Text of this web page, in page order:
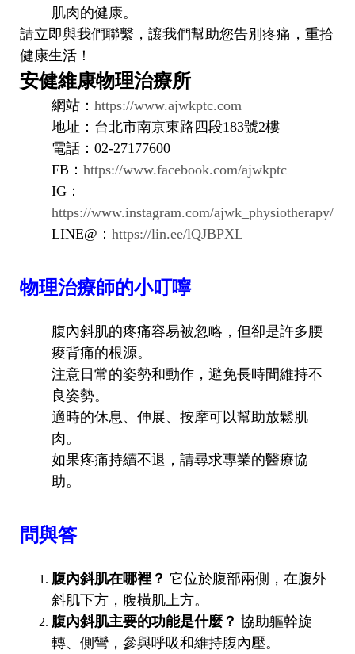
肌肉的健康。
請立即與我們聯繫，讓我們幫助您告別疼痛，重拾
健康生活！
安健維康物理治療所
網站：https://www.ajwkptc.com
地址：台北市南京東路四段183號2樓
電話：02-27177600
FB：https://www.facebook.com/ajwkptc
IG：
https://www.instagram.com/ajwk_physiotherapy/
LINE@：https://lin.ee/lQJBPXL
物理治療師的小叮嚀
腹內斜肌的疼痛容易被忽略，但卻是許多腰
痠背痛的根源。
注意日常的姿勢和動作，避免長時間維持不
良姿勢。
適時的休息、伸展、按摩可以幫助放鬆肌
肉。
如果疼痛持續不退，請尋求專業的醫療協
助。
問與答
腹內斜肌在哪裡？ 它位於腹部兩側，在腹外
斜肌下方，腹橫肌上方。
腹內斜肌主要的功能是什麼？ 協助軀幹旋
轉、側彎，參與呼吸和維持腹內壓。